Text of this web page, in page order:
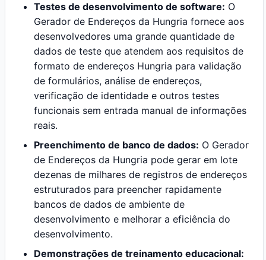
Testes de desenvolvimento de software: O
Gerador de Endereços da Hungria fornece aos
desenvolvedores uma grande quantidade de
dados de teste que atendem aos requisitos de
formato de endereços Hungria para validação
de formulários, análise de endereços,
verificação de identidade e outros testes
funcionais sem entrada manual de informações
reais.
Preenchimento de banco de dados: O Gerador
de Endereços da Hungria pode gerar em lote
dezenas de milhares de registros de endereços
estruturados para preencher rapidamente
bancos de dados de ambiente de
desenvolvimento e melhorar a eficiência do
desenvolvimento.
Demonstrações de treinamento educacional: